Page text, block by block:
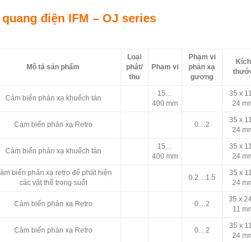
điện IFM – OJ series
Mô tả sản phẩm
Loại
phát/
thu
Phạm vi
Phạm vi
phản xạ
gương
Kích
Cảm biến phản xạ khuếch tán
15…
400 mm
35 x
24
Cảm biến phản xạ Retro 0…2
35 x
24
Cảm biến phản xạ khuếch tán
15…
400 mm
35 x
24
biến phản xạ retro để phát hiện
các vật thể trong suốt
0.2…1.5
35 x
24
Cảm biến phản xạ Retro 0…2
35 x
11
Cảm biến phản xạ Retro 0…2
35 x
24